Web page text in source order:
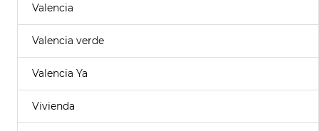
Valencia
Valencia verde
Valencia Ya
Vivienda